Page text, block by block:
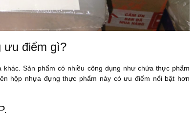
ưu điểm gì?
Sản phẩm có nhiều công dụng như chứa thực phẩm
hộp nhựa đựng thực phẩm này có ưu điểm nổi bật hơn